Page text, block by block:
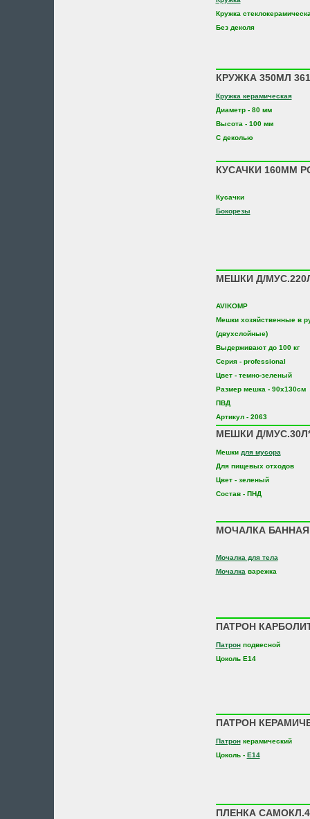
Кружка
Без деколя
КРУЖКА 350МЛ
Кружка керамическая
Диаметр - 80 мм
Высота - 100 мм
С деколью
КУСАЧКИ 160ММ
Кусачки
Бокорезы
МЕШКИ Д/
AVIKOMP
Мешки хозяйственные в
(двухслойные)
Выдерживают до 100 кг
Серия - professional
Цвет - темно-зеленый
Размер мешка - 90х130см
ПВД
Артикул - 2063
МЕШКИ Д/
Мешки для мусора
Для пищевых отходов
Цвет - зеленый
Состав - ПНД
МОЧАЛКА БАННАЯ
Мочалка для тела
Мочалка варежка
ПАТРОН
Патронподвесной
Цоколь Е14
ПАТРОН
Патронкерамический
Цоколь - E14
ПЛЕНКА